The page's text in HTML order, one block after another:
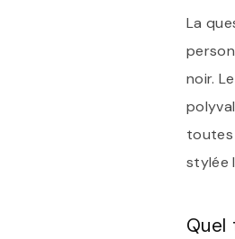
La
noir.
toutes
stylée
Quel